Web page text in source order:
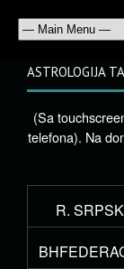
ASTROLOGIJA
(Sa
telefona). Na
R.